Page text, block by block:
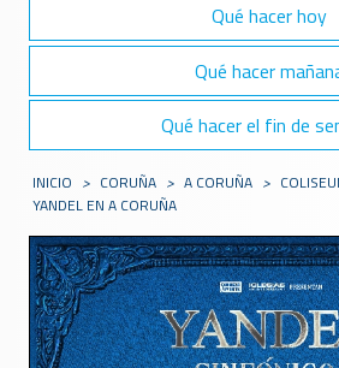
Qué hacer hoy
Qué hacer
Qué hacer el fin de
INICIO > CORUÑA > A CORUÑA >
YANDEL EN A CORUÑA